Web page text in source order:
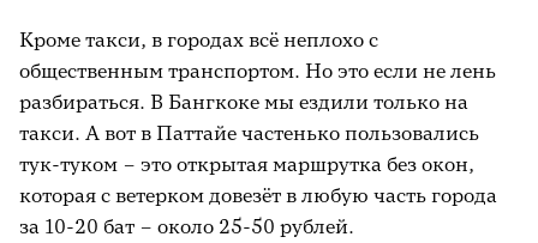
Кроме такси, в городах всё неплохо с
общественным транспортом. Но это если не лень
разбираться. В Бангкоке мы ездили только на
такси. А вот в Паттайе частенько пользовались
тук-туком – это открытая маршрутка без окон,
которая с ветерком довезёт в любую часть города
за 10-20 бат – около 25-50 рублей.